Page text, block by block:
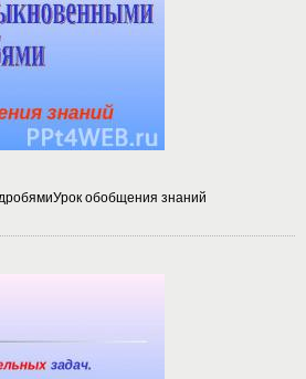
обобщения знаний